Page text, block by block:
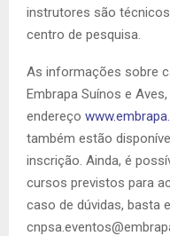
instrutores são
centro de pesquisa.
As informações sobre
Embrapa Suínos e
endereço
também estão
inscrição. Ainda, é
cursos previstos para
caso de dúvidas, basta